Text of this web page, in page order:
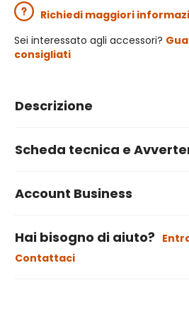
Richiedi maggiori
Sei interessato agli accessori?
consigliati
Descrizione
Scheda tecnica e
Account Business
Hai bisogno di aiuto?
Contattaci